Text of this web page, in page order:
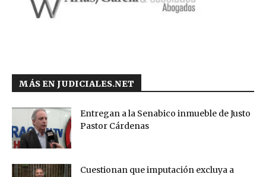
MÁS EN JUDICIALES.NET
Entregan a la Senabico inmueble de Justo
Pastor Cárdenas
Cuestionan que imputación excluya a